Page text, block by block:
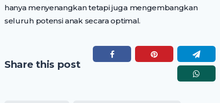
hanya menyenangkan tetapi juga mengembangkan
seluruh potensi anak secara optimal.
Share this post